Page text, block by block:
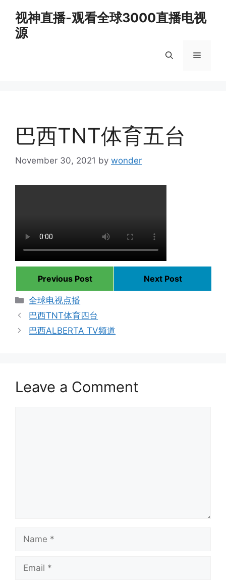
content
视神直播-观看全球3000直播电视
源
Menu
巴西TNT体育五台
November 30, 2021 by wonder
Previous Post
Next Post
Categories
全球电视点播
巴西TNT体育四台
巴西ALBERTA TV频道
Leave a Comment